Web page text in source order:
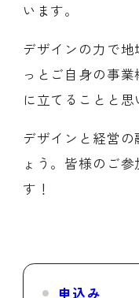
います。
デザインの力で
っとご自身の事
に立てることと思
デザインと経営
ょう。皆様のご
す！
申込み